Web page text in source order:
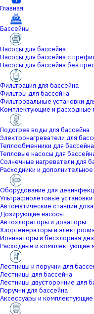
Главная
Бассейны
Насосы для бассейна
Насосы для бассейна с
Насосы для бассейна без
Фильтрация для бассейна
Фильтры для бассейна
Фильтровальные установки
Комплектующие и расходные
Подогрев воды для бассейна
Электронагреватели для
Теплообменники для бассейна
Тепловые насосы для
Солнечные нагреватели для
Расходники и
Оборудование для
Ультрафиолетовые
Автоматические станции
Дозирующие насосы
Автохлораторы и дозаторы
Хлоргенераторы и
Ионизаторы и бесхлорная
Расходные и комплектующие
Лестницы и поручни для
Лестницы для бассейна
Лестницы двусторонние для
Поручни для бассейна
Аксессуары и комплектующие